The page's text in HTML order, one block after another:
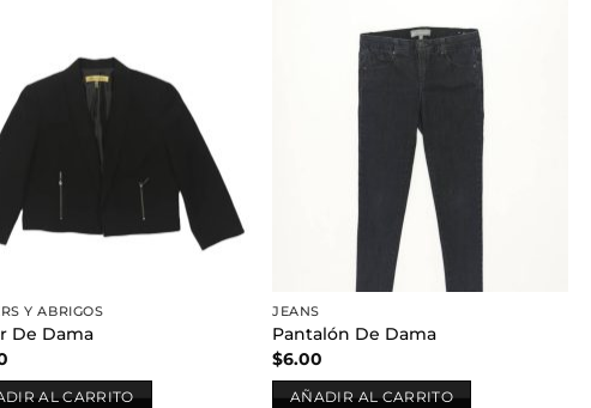
lista de
deseos
Y ABRIGOS
De Dama
AL CARRITO
JEANS
Pantalón De Dama
$6.00
AÑADIR AL CARRITO